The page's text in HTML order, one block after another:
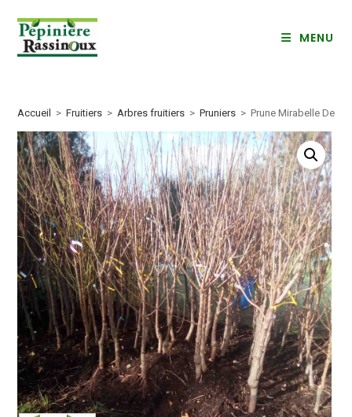
content
MENU
Accueil > Fruitiers > Arbres fruitiers > Pruniers > Prune Mirabelle De